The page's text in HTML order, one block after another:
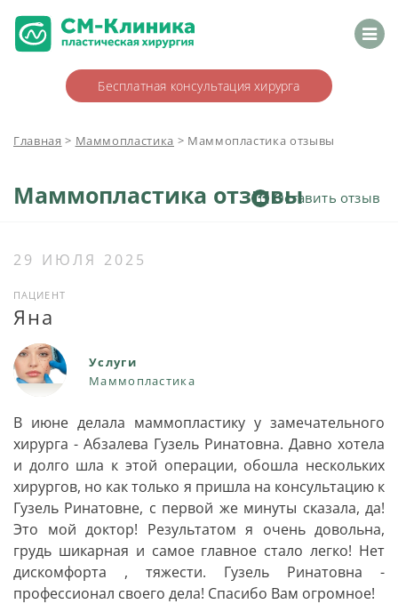
Бесплатная консультация хирурга
Главная > Маммопластика > Маммопластика отзывы
Маммопластика отзывыОставить отзыв
29 ИЮЛЯ 2025
Услуги
Маммопластика
ПАЦИЕНТ
Яна
В июне делала маммопластику у замечательного
хирурга - Абзалева Гузель Ринатовна. Давно хотела
и долго шла к этой операции, обошла нескольких
хирургов, но как только я пришла на консультацию к
Гузель Ринатовне, с первой же минуты сказала, да!
Это мой доктор! Результатом я очень довольна,
грудь шикарная и самое главное стало легко! Нет
дискомфорта , тяжести. Гузель Ринатовна -
профессионал своего дела! Спасибо Вам огромное!